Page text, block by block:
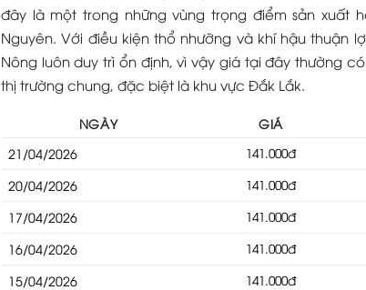
đây là một trong những vùng trọng điểm sản xuất
Nguyên. Với điều kiện thổ nhưỡng và khí hậu thuận
Nông luôn duy trì ổn định, vì vậy giá tại đây thường
thị trường chung, đặc biệt là khu vực Đắk Lắk.
NGÀY GIÁ
21/04/2026 141.000đ
20/04/2026 141.000đ
17/04/2026 141.000đ
16/04/2026 141.000đ
15/04/2026 141.000đ